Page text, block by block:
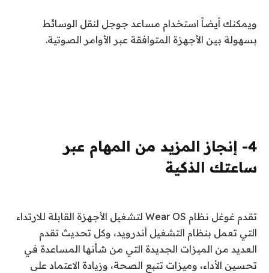
ويمكنك أيضاً استخدام مساعد جوجل لنقل الوسائط
بسهولة بين الأجهزة المتوافقة عبر الأوامر الصوتية.
4- إنجاز المزيد من المهام عبر
ساعتك الذكية
تقدم غوغل نظام Wear OS لتشغيل الأجهزة القابلة للارتداء
التي تعمل بنظام التشغيل أندرويد، وكل تحديث تقدم
العديد من الميزات الجديدة التي من شأنها المساعدة في
تحسين الأداء، وميزات تتبع الصحة، وزيادة الاعتماد على